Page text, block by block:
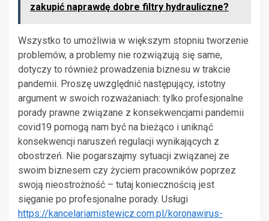
zakupić naprawdę dobre filtry hydrauliczne?
Wszystko to umożliwia w większym stopniu tworzenie
problemów, a problemy nie rozwiązują się same,
dotyczy to również prowadzenia biznesu w trakcie
pandemii. Proszę uwzględnić następujący, istotny
argument w swoich rozważaniach: tylko profesjonalne
porady prawne związane z konsekwencjami pandemii
covid19 pomogą nam być na bieżąco i uniknąć
konsekwencji naruszeń regulacji wynikających z
obostrzeń. Nie pogarszajmy sytuacji związanej ze
swoim biznesem czy życiem pracowników poprzez
swoją nieostrożność – tutaj koniecznością jest
sięganie po profesjonalne porady. Usługi
https://kancelariamistewicz.com.pl/koronawirus-